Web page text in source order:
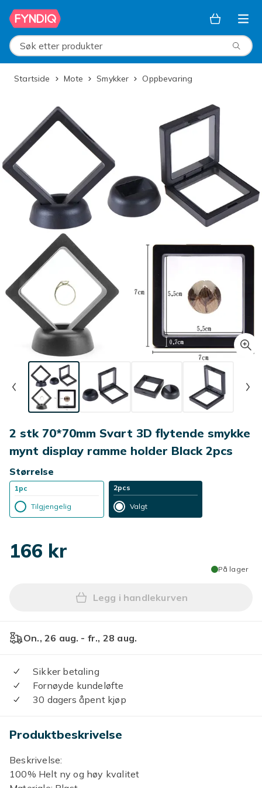
Hopp til hovedinnhold
Søk etter produkter
Startside Mote Smykker Oppbevaring
2 stk 70*70mm Svart 3D flytende smykke
mynt display ramme holder Black 2pcs
Størrelse
1pc
Tilgjengelig
2pcs
Valgt
166 kr
På lager
Legg 2 stk 70*70mm Svart
Legg i handlekurven
On., 26 aug. - fr., 28 aug.
Sikker betaling
Fornøyde kundeløfte
30 dagers åpent kjøp
Produktbeskrivelse
Beskrivelse:
100% Helt ny og høy kvalitet